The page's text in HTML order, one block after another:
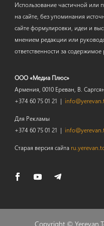
Использование частичной или
на сайте, без упоминания
сайте формулировки, идеи и
мнением редакции или
ответственности за содержимое
ООО «Медиа Плюс»
Армения, 0010 Ереван, В.
+374 60 75 01 21 |
Для Рекламы
+374 60 75 01 21 |
Старая версия сайта
Copyright ©